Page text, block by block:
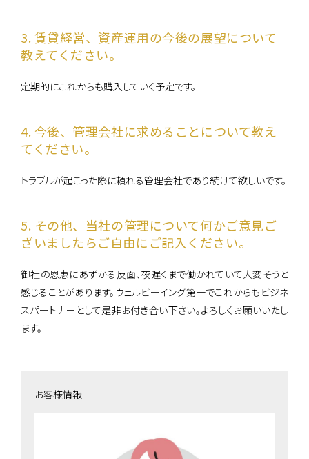
3. 賃貸経営、資産運用の今後の展望について
教えてください。
定期的にこれからも購入していく予定です。
4. 今後、管理会社に求めることについて教え
てください。
トラブルが起こった際に頼れる管理会社であり続けて欲しいです。
5. その他、当社の管理について何かご意見ご
ざいましたらご自由にご記入ください。
御社の恩恵にあずかる反面、夜遅くまで働かれていて大変そうと
感じることがあります。ウェルビーイング第一でこれからもビジネ
スパートナーとして是非お付き合い下さい。よろしくお願いいたし
ます。
お客様情報